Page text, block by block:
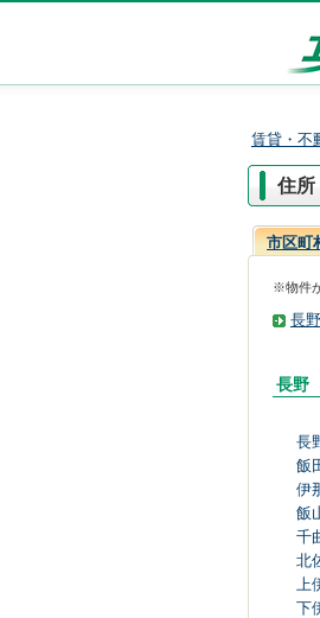
賃貸・不
住所
市区町
※物件
長野
長野
長
飯
伊
飯
千
北
上
下